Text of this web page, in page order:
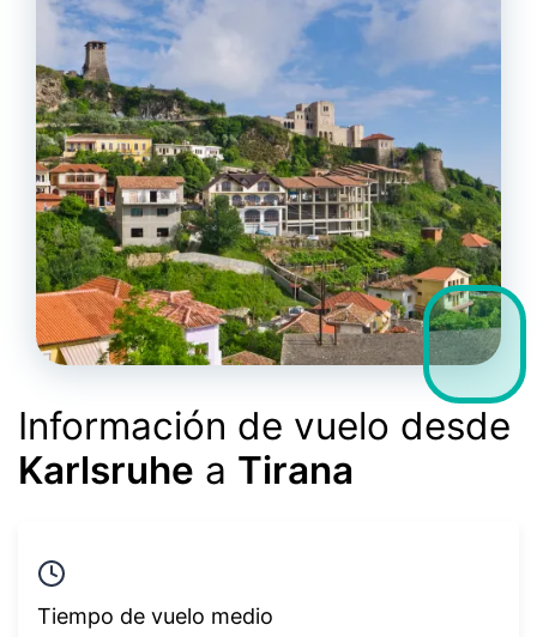
Información de vuelo desde
Karlsruhe a Tirana
Tiempo de vuelo medio